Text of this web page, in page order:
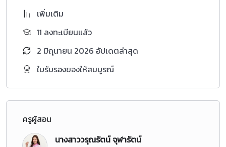
เพิ่มเติม
11 ลงทะเบียนแล้ว
2 มิถุนายน 2026 อัปเดตล่าสุด
ใบรับรองของให้สมบูรณ์
ครูผู้สอน
นางสาววรุณรัตน์ จุฬารัตน์